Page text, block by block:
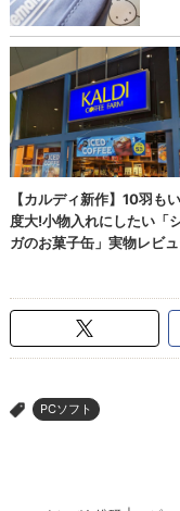
> PCソフト